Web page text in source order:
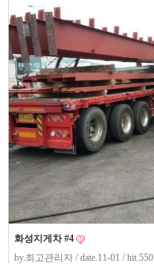
화성지게차 #4
by.최고관리자 / date.11-01 / hit.550